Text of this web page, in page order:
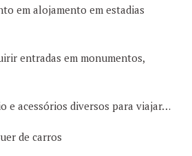
em alojamento em estadias
entradas em monumentos,
e acessórios diversos para viajar…
de carros